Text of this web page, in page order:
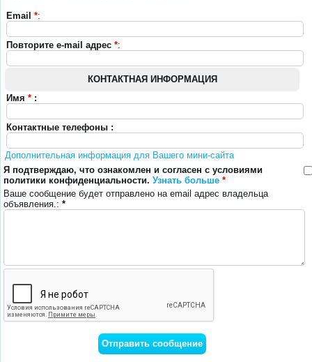
Email *:
Повторите e-mail адрес *:
КОНТАКТНАЯ ИНФОРМАЦИЯ
Имя * :
Контактные телефоны :
Дополнительная информация для Вашего мини-сайта
Я подтверждаю, что ознакомлен и согласен с условиями
политики конфиденциальности. Узнать больше *
Ваше сообщение будет отправлено на email адрес владельца
объявления.: *